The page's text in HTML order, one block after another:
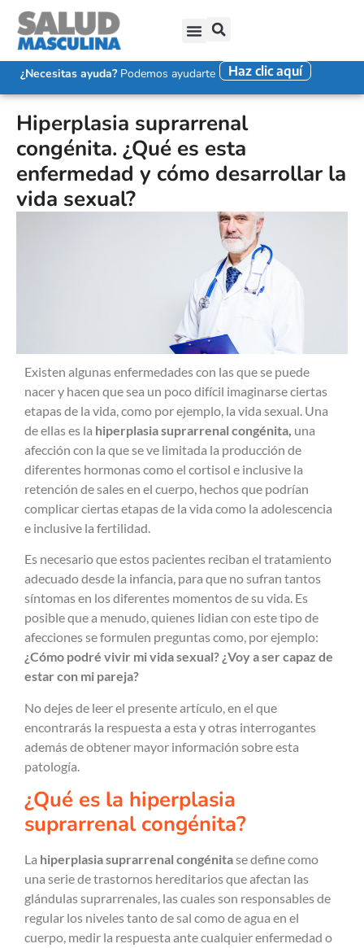
¿Necesitas ayuda?Podemos ayudarte Haz clic aquí
Hiperplasia suprarrenal
congénita. ¿Qué es esta
enfermedad y cómo desarrollar la
vida sexual?
Existen algunas enfermedades con las que se puede
nacer y hacen que sea un poco difícil imaginarse ciertas
etapas de la vida, como por ejemplo, la vida sexual. Una
de ellas es la hiperplasia suprarrenal congénita, una
afección con la que se ve limitada la producción de
diferentes hormonas como el cortisol e inclusive la
retención de sales en el cuerpo, hechos que podrían
complicar ciertas etapas de la vida como la adolescencia
e inclusive la fertilidad.
Es necesario que estos pacientes reciban el tratamiento
adecuado desde la infancia, para que no sufran tantos
síntomas en los diferentes momentos de su vida. Es
posible que a menudo, quienes lidian con este tipo de
afecciones se formulen preguntas como, por ejemplo:
¿Cómo podré vivir mi vida sexual? ¿Voy a ser capaz de
estar con mi pareja?
No dejes de leer el presente artículo, en el que
encontrarás la respuesta a esta y otras interrogantes
además de obtener mayor información sobre esta
patología.
¿Qué es la hiperplasia
suprarrenal congénita?
La hiperplasia suprarrenal congénitase define como
una serie de trastornos hereditarios que afectan las
glándulas suprarrenales, las cuales son responsables de
regular los niveles tanto de sal como de agua en el
cuerpo, medir la respuesta ante cualquier enfermedad o